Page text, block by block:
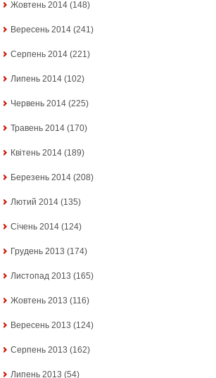
Жовтень 2014 (148)
Вересень 2014 (241)
Серпень 2014 (221)
Липень 2014 (102)
Червень 2014 (225)
Травень 2014 (170)
Квітень 2014 (189)
Березень 2014 (208)
Лютий 2014 (135)
Січень 2014 (124)
Грудень 2013 (174)
Листопад 2013 (165)
Жовтень 2013 (116)
Вересень 2013 (124)
Серпень 2013 (162)
Липень 2013 (54)